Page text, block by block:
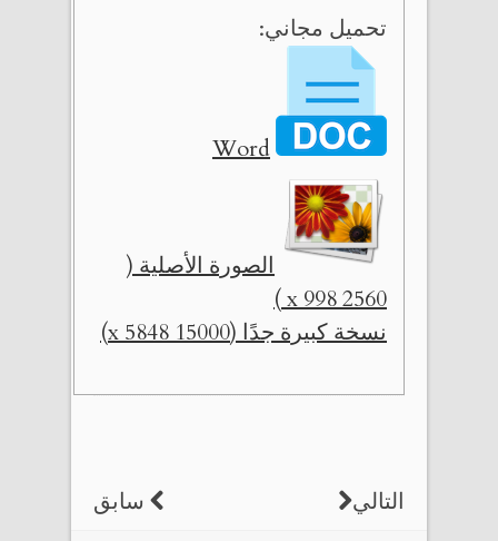
تحميل مجاني:
Word
الصورة الأصلية (
2560 x 998 )
نسخة كبيرة جدًا (15000 x 5848)
سابق التالي